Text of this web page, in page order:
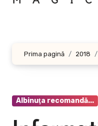
Prima pagină 2018
Albinuţa recomandă...